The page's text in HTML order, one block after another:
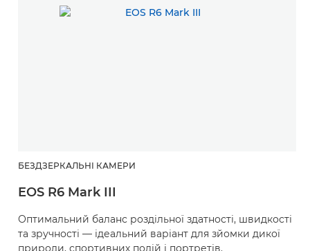
БЕЗДЗЕРКАЛЬНІ КАМЕРИ
EOS R6 Mark III
Оптимальний баланс роздільної здатності, швидкості
та зручності — ідеальний варіант для зйомки дикої
природи, спортивних подій і портретів.